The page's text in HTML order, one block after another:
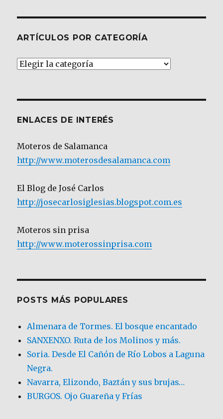
ARTÍCULOS POR CATEGORÍA
Artículos
ENLACES DE INTERÉS
Moteros de Salamanca
http://www.moterosdesalamanca.com
El Blog de José Carlos
http://josecarlosiglesias.blogspot.com.es
Moteros sin prisa
http://www.moterossinprisa.com
POSTS MÁS POPULARES
Almenara de Tormes. El bosque encantado
SANXENXO. Ruta de los Molinos y más.
Soria. Desde El Cañón de Río Lobos a Laguna
Negra.
Navarra, Elizondo, Baztán y sus brujas…
BURGOS. Ojo Guareña y Frías